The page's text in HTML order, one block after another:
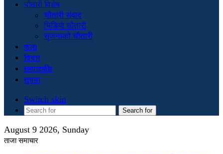
चौतारी विशेष
चौतारी संवाद
भिडियो चौतारी
सृजनाको चौतारी
कला
विचार
सम्पादकीय
सुचना
Switch skin
Search for
August 9 2026, Sunday
ताजा समाचार